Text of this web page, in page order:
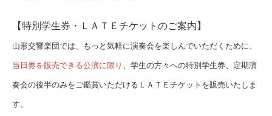
【特別学生券・ＬＡＴＥチケットのご案内】
山形交響楽団では、もっと気軽に演奏会を楽しんでいただくために、
当日券を販売できる公演に限り 、学生の方々への特別学生券、定期演
奏会の後半のみをご鑑賞いただけるＬＡＴＥチケットを販売いたしま
す。